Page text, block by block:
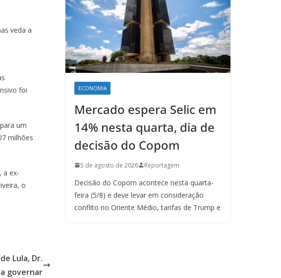
veda a
foi
um
milhões
a ex-
o
Lula, Dr.
governar
ECONOMIA
Mercado espera Selic em
14% nesta quarta, dia de
decisão do Copom
5 de agosto de 2026 Reportagem
Decisão do Copom acontece nesta quarta-
feira (5/8) e deve levar em consideração
conflito no Oriente Médio, tarifas de Trump e